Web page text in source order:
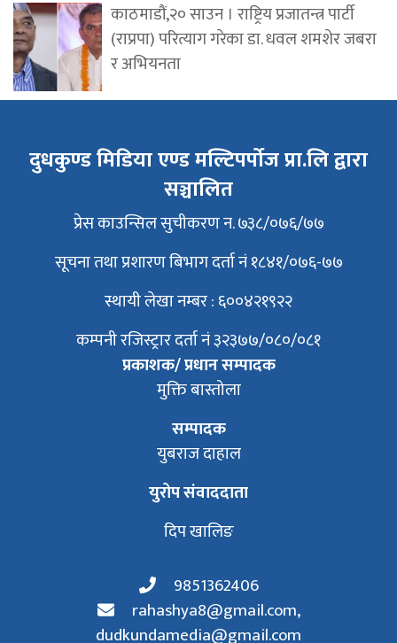
काठमाडौं,२० साउन । राष्ट्रिय प्रजातन्त्र पार्टी
(राप्रपा) परित्याग गरेका डा. धवल शमशेर जबरा
र अभियनता
दुधकुण्ड मिडिया एण्ड मल्टिपर्पोज प्रा.लि द्वारा
सञ्चालित
प्रेस काउन्सिल सुचीकरण न. ७३८/०७६/७७
सूचना तथा प्रशारण बिभाग दर्ता नं १८४१/०७६-७७
स्थायी लेखा नम्बर : ६००४२१९२२
कम्पनी रजिस्ट्रार दर्ता नं ३२३७७/०८०/०८१
प्रकाशक/ प्रधान सम्पादक
मुक्ति बास्तोला
सम्पादक
युबराज दाहाल
युरोप संवाददाता
दिप खालिङ
9851362406
rahashya8@gmail.com,
dudkundamedia@gmail.com